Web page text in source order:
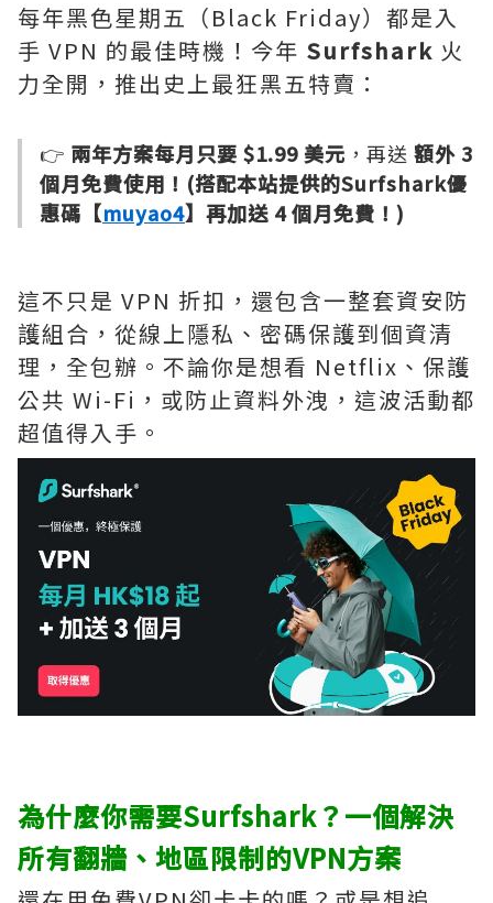
每年黑色星期五（Black Friday）都是入
手 VPN 的最佳時機！今年 Surfshark 火
力全開，推出史上最狂黑五特賣：
👉 兩年方案每月只要 $1.99 美元 ，再送 額外 3
個月免費使用！(搭配本站提供的Surfshark優
惠碼【muyao4】再加送 4 個月免費！)
這不只是 VPN 折扣，還包含一整套資安防
護組合，從線上隱私、密碼保護到個資清
理，全包辦。不論你是想看 Netflix、保護
公共 Wi-Fi，或防止資料外洩，這波活動都
超值得入手。
為什麼你需要Surfshark？一個解決
所有翻牆、地區限制的VPN方案